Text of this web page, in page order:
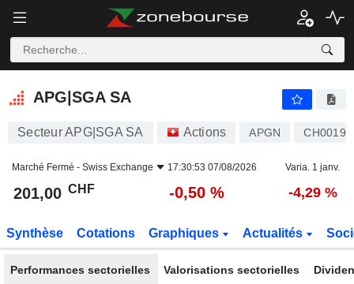
APG|SGA SA
APG|SGA SA
Secteur APG|SGA SA Actions APGN
Marché Fermé - Swiss Exchange 17:30:53 07/08/2026 Varia. 1 janv.
201,00 CHF -0,50 % -4,29 %
Synthèse Cotations Graphiques Actualités
Performances sectorielles Valorisations sectorielles